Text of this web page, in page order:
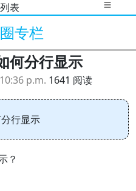
表
专栏
何分行显示
p.m. 1641 阅读
行显示
？